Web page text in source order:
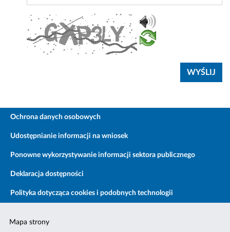
Ochrona danych osobowych
Udostępnianie informacji na wniosek
Ponowne wykorzystywanie informacji sektora publicznego
Deklaracja dostępności
Polityka dotycząca cookies i podobnych technologii
Mapa strony